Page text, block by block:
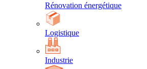
Rénovation énergétique
Logistique
Industrie